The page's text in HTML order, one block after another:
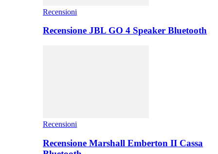
Recensioni
Recensione JBL GO 4 Speaker Bluetooth
Recensioni
Recensione Marshall Emberton II Cassa